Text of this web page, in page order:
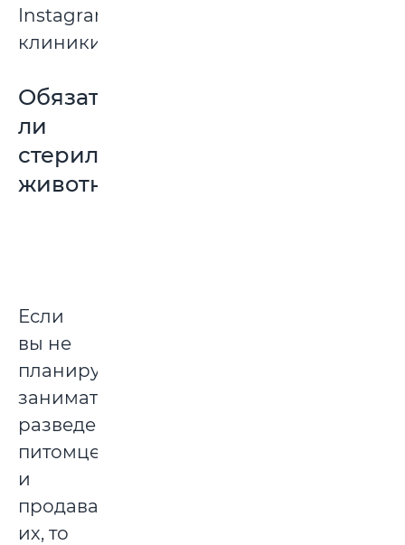
Instagram
клиники.
Обязательно
ли
стерилизовать
животное?
Если
вы не
планируете
заниматься
разведением
питомцев
и
продавать
их, то